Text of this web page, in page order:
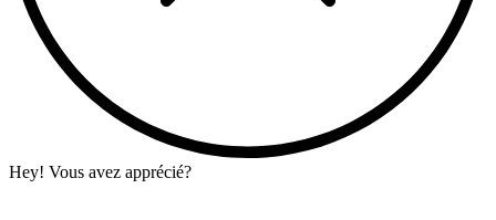
Hey! Vous avez apprécié?